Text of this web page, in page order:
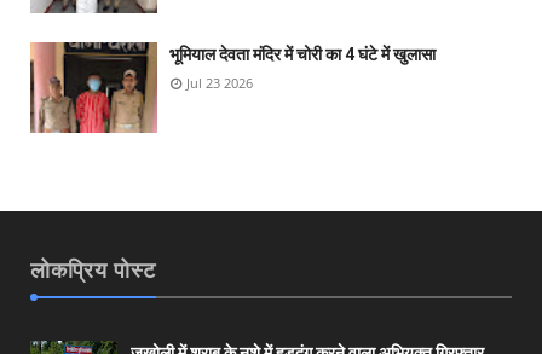
भूमियाल देवता मंदिर में चोरी का 4 घंटे में खुलासा
Jul 23 2026
लोकप्रिय पोस्ट